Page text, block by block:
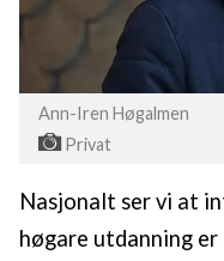
Ann-Iren Høgalmen
Privat
Nasjonalt ser vi at
høgare utdanning